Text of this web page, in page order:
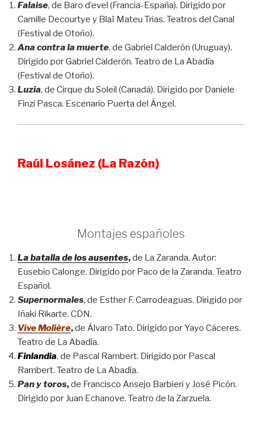
Falaise, de Baro d’evel (Francia-España). Dirigido por
Camille Decourtye y Blaï Mateu Trias. Teatros del Canal
(Festival de Otoño).
Ana contra la muerte, de Gabriel Calderón (Uruguay).
Dirigido por Gabriel Calderón. Teatro de La Abadía
(Festival de Otoño).
Luzia, de Cirque du Soleil (Canadá). Dirigido por Daniele
Finzi Pasca. Escenario Puerta del Ángel.
Raúl Losánez (La Razón)
Montajes españoles
La batalla de los ausentes,de La Zaranda. Autor:
Eusebio Calonge. Dirigido por Paco de la Zaranda. Teatro
Español.
Supernormales, de Esther F. Carrodeaguas. Dirigido por
Iñaki Rikarte. CDN.
Vive Molière,de Álvaro Tato. Dirigido por Yayo Cáceres.
Teatro de La Abadía.
Finlandia, de Pascal Rambert. Dirigido por Pascal
Rambert. Teatro de La Abadía.
Pan y toros,de Francisco Ansejo Barbieri y José Picón.
Dirigido por Juan Echanove. Teatro de la Zarzuela.